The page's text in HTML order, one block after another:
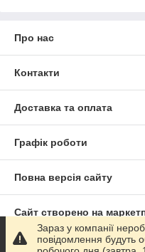
Про нас
Контакти
Доставка та оплата
Графік роботи
Повна версія сайту
Сайт створено на
Політика
Зараз у компанії
повідомлення будуть